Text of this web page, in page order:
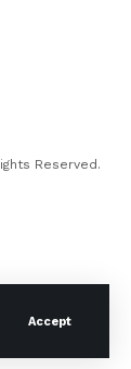
Accept
Reserved.